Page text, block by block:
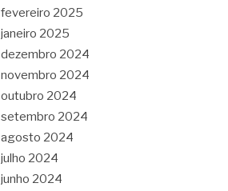
fevereiro 2025
janeiro 2025
dezembro 2024
novembro 2024
outubro 2024
setembro 2024
agosto 2024
julho 2024
junho 2024